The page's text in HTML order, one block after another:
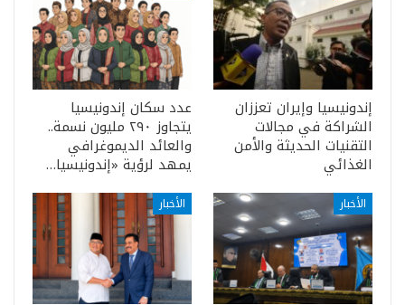
إندونيسيا وإيران تعززان
الشراكة في مجالات
التقنيات الحديثة والأمن
الغذائي
عدد سكان إندونيسيا
يتجاوز ٢٩٠ مليون نسمة..
والعائد الديموغرافي
يمهد لرؤية «إندونيسيا…
الأخبار الأخبار